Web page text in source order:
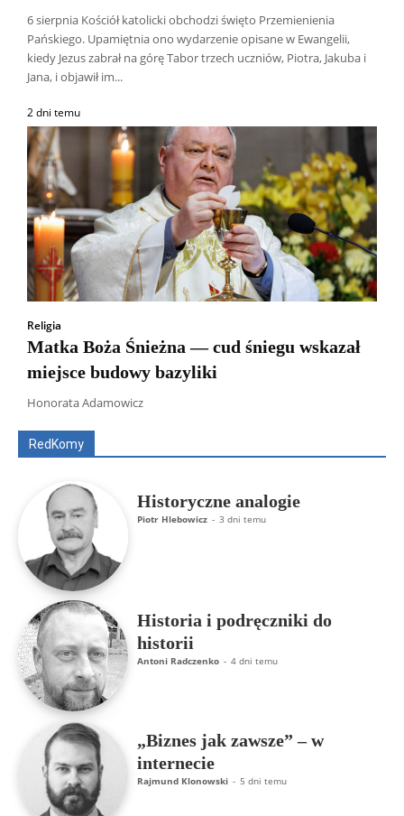
6 sierpnia Kościół katolicki obchodzi święto Przemienienia
Pańskiego. Upamiętnia ono wydarzenie opisane w Ewangelii,
kiedy Jezus zabrał na górę Tabor trzech uczniów, Piotra, Jakuba i
Jana, i objawił im...
2 dni temu
Religia
Matka Boża Śnieżna — cud śniegu wskazał
miejsce budowy bazyliki
Honorata Adamowicz
RedKomy
Wszyscy Aleksander Borowik
ks. Jarosław Wąsowicz SDB
Historyczne analogie
Piotr Hlebowicz - 3 dni temu
Historia i podręczniki do
historii
Antoni Radczenko - 4 dni temu
„Biznes jak zawsze” – w
internecie
Rajmund Klonowski - 5 dni temu